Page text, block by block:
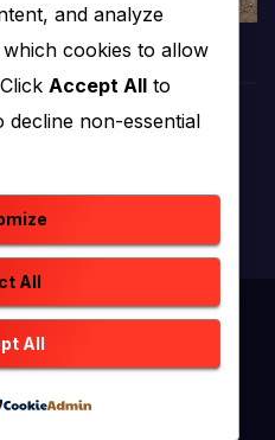
tv programa
|Theme: newstack by
and analyze
cookies to allow
Accept All to
decline non-essential
All
All